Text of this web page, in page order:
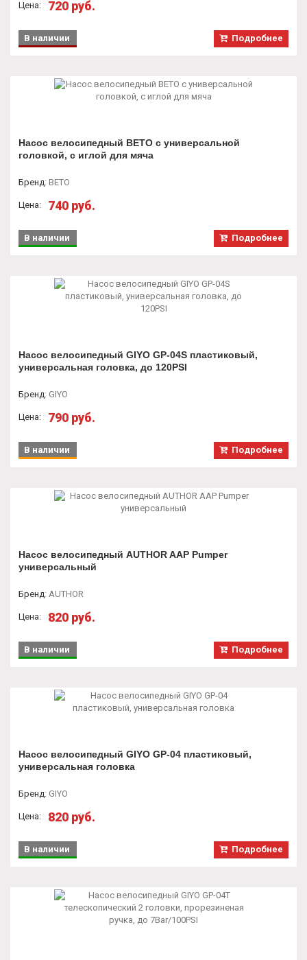
Цена: 720 руб.
Подробнее
В наличии
Насос велосипедный BETO с универсальной
головкой, с иглой для мяча
Бренд: BETO
Цена: 740 руб.
Подробнее
В наличии
Насос велосипедный GIYO GP-04S пластиковый,
универсальная головка, до 120PSI
Бренд: GIYO
Цена: 790 руб.
Подробнее
В наличии
Насос велосипедный AUTHOR AAP Pumper
универсальный
Бренд: AUTHOR
Цена: 820 руб.
Подробнее
В наличии
Насос велосипедный GIYO GP-04 пластиковый,
универсальная головка
Бренд: GIYO
Цена: 820 руб.
Подробнее
В наличии